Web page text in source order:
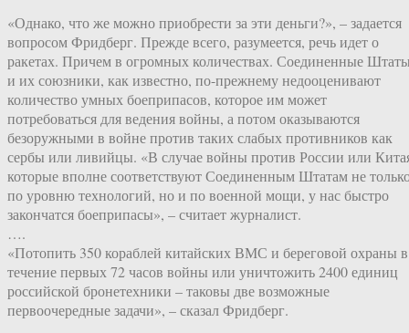
«Однако, что же можно приобрести за эти деньги?», – задается
вопросом Фридберг. Прежде всего, разумеется, речь идет о
ракетах. Причем в огромных количествах. Соединенные
и их союзники, как известно, по-прежнему недооценивают
количество умных боеприпасов, которое им может
потребоваться для ведения войны, а потом оказываются
безоружными в войне против таких слабых противников как
сербы или ливийцы. «В случае войны против России или
которые вполне соответствуют Соединенным Штатам не
по уровню технологий, но и по военной мощи, у нас быстро
закончатся боеприпасы», – считает журналист.
….
«Потопить 350 кораблей китайских ВМС и береговой охраны в
течение первых 72 часов войны или уничтожить 2400 единиц
российской бронетехники – таковы две возможные
первоочередные задачи», – сказал Фридберг.